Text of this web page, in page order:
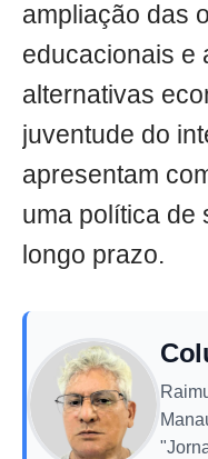
ampliação das
educacionais e
alternativas
juventude do
apresentam
uma política de
longo prazo.